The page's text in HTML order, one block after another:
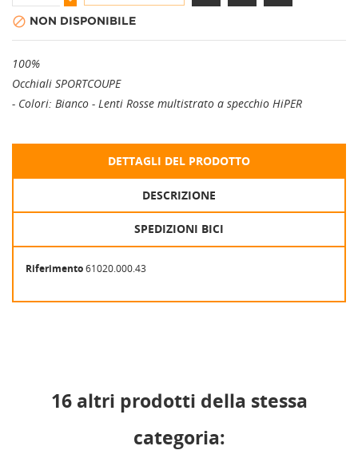
 NON DISPONIBILE
100%
Occhiali SPORTCOUPE
- Colori: Bianco - Lenti Rosse multistrato a specchio HiPER
DETTAGLI DEL PRODOTTO
DESCRIZIONE
SPEDIZIONI BICI
Riferimento61020.000.43
16 altri prodotti della stessa
categoria: